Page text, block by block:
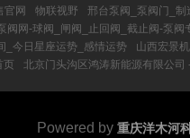
官网
物联视野 邢台泵阀_泵阀门_制
阀网-球阀_闸阀_止回阀_截止阀-泵阀
_今日星座运势_感情运势 山西宏景
页
北京门头沟区鸿涛新能源有限公司
Powered by 重庆洋木河